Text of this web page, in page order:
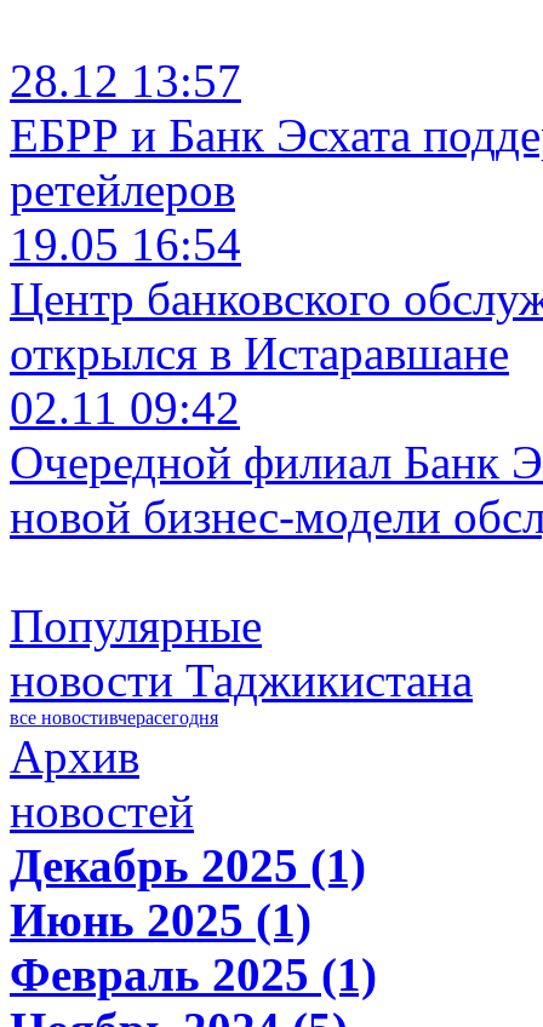
28.12 13:57
ЕБРР и Банк Эсхата
ретейлеров
19.05 16:54
Центр банковского
открылся в Истаравшане
02.11 09:42
Очередной филиал Банк
новой бизнес-модели
Популярные
новости Таджикистана
все новостивчерасегодня
Архив
новостей
Декабрь 2025 (1)
Июнь 2025 (1)
Февраль 2025 (1)